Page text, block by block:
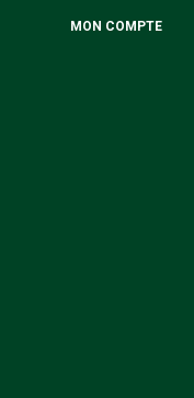
MON COMPTE